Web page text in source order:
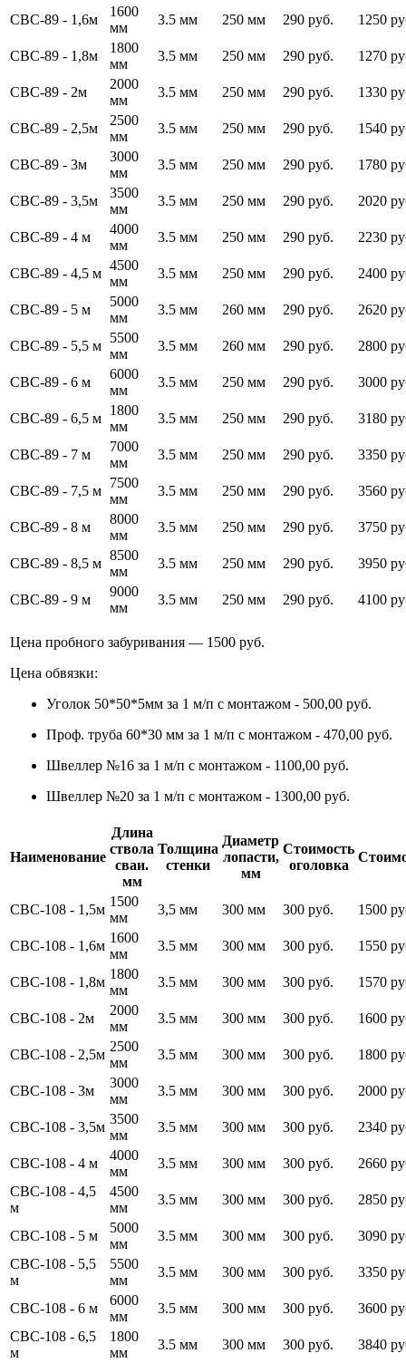
СВС-89 - 1,6м
1600
мм
3.5 мм 250 мм 290 руб. 1250
СВС-89 - 1,8м
1800
мм
3.5 мм 250 мм 290 руб. 1270
СВС-89 - 2м
2000
мм
3.5 мм 250 мм 290 руб. 1330
СВС-89 - 2,5м
2500
мм
3.5 мм 250 мм 290 руб. 1540
СВС-89 - 3м
3000
мм
3.5 мм 250 мм 290 руб. 1780
СВС-89 - 3,5м
3500
мм
3.5 мм 250 мм 290 руб. 2020
СВС-89 - 4 м
4000
мм
3.5 мм 250 мм 290 руб. 2230
СВС-89 - 4,5 м
4500
мм
3.5 мм 250 мм 290 руб. 2400
СВС-89 - 5 м
5000
мм
3.5 мм 260 мм 290 руб. 2620
СВС-89 - 5,5 м
5500
мм
3.5 мм 260 мм 290 руб. 2800
СВС-89 - 6 м
6000
мм
3.5 мм 250 мм 290 руб. 3000
СВС-89 - 6,5 м
1800
мм
3.5 мм 250 мм 290 руб. 3180
СВС-89 - 7 м
7000
мм
3.5 мм 250 мм 290 руб. 3350
СВС-89 - 7,5 м
7500
мм
3.5 мм 250 мм 290 руб. 3560
СВС-89 - 8 м
8000
мм
3.5 мм 250 мм 290 руб. 3750
СВС-89 - 8,5 м
8500
мм
3.5 мм 250 мм 290 руб. 3950
СВС-89 - 9 м
9000
мм
3.5 мм 250 мм 290 руб. 4100
Цена пробного забуривания — 1500 руб.
Цена обвязки:
Уголок 50*50*5мм за 1 м/п с монтажом - 500,00 руб.
Проф. труба 60*30 мм за 1 м/п с монтажом - 470,00 руб.
Швеллер №16 за 1 м/п с монтажом - 1100,00 руб.
Швеллер №20 за 1 м/п с монтажом - 1300,00 руб.
Наименование
Длина
ствола
сваи.
мм
Толщина
стенки
Диаметр
лопасти,
мм
Стоимость
оголовка
СВС-108 - 1,5м
1500
мм
3,5 мм 300 мм 300 руб. 1500
СВС-108 - 1,6м
1600
мм
3.5 мм 300 мм 300 руб. 1550
СВС-108 - 1,8м
1800
мм
3.5 мм 300 мм 300 руб. 1570
СВС-108 - 2м
2000
мм
3.5 мм 300 мм 300 руб. 1600
СВС-108 - 2,5м
2500
мм
3.5 мм 300 мм 300 руб. 1800
СВС-108 - 3м
3000
мм
3.5 мм 300 мм 300 руб. 2000
СВС-108 - 3,5м
3500
мм
3.5 мм 300 мм 300 руб. 2340
СВС-108 - 4 м
4000
мм
3.5 мм 300 мм 300 руб.
2660
СВС-108 - 4,5
м
4500
мм
3.5 мм 300 мм 300 руб. 2850
СВС-108 - 5 м
5000
мм
3.5 мм 300 мм 300 руб.
3090
СВС-108 - 5,5
м
5500
мм
3.5 мм 300 мм 300 руб. 3350
СВС-108 - 6 м
6000
мм
3.5 мм 300 мм 300 руб.
3600
СВС-108 - 6,5
м
1800
мм
3.5 мм 300 мм 300 руб. 3840